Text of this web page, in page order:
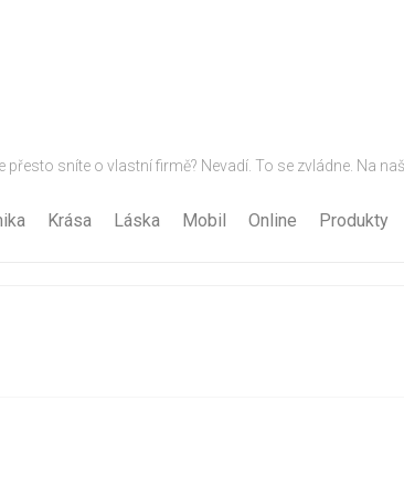
přesto sníte o vlastní firmě? Nevadí. To se zvládne. Na
Krása Láska Mobil Online Produkty